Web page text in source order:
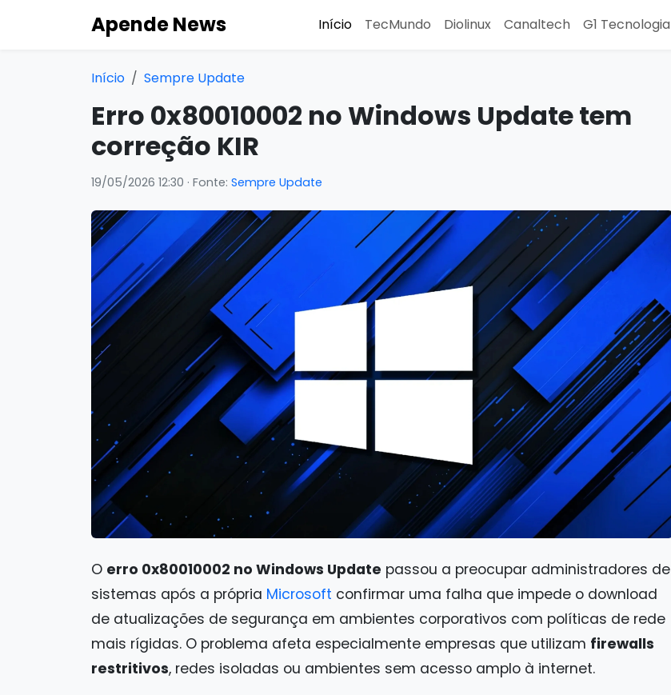
Apende News Início TecMundo Diolinux Canaltech G1 Tecnologia
Início Sempre Update
Erro 0x80010002 no Windows Update tem
correção KIR
19/05/2026 12:30 · Fonte: Sempre Update
O erro 0x80010002 no Windows Update passou a preocupar administradores de
sistemas após a própria Microsoft confirmar uma falha que impede o download
de atualizações de segurança em ambientes corporativos com políticas de rede
mais rígidas. O problema afeta especialmente empresas que utilizam firewalls
restritivos, redes isoladas ou ambientes sem acesso amplo à internet.